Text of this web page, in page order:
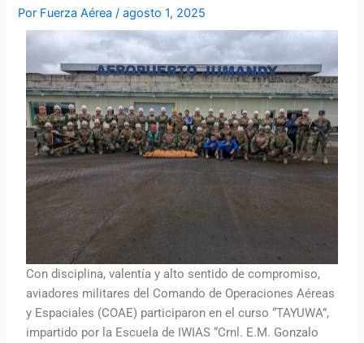
Por Fuerza Aérea/agosto 1, 2025
Con disciplina, valentía y alto sentido de compromiso,
aviadores militares del Comando de Operaciones Aéreas
y Espaciales (COAE) participaron en el curso “TAYUWA”,
impartido por la Escuela de IWIAS “Crnl. E.M. Gonzalo